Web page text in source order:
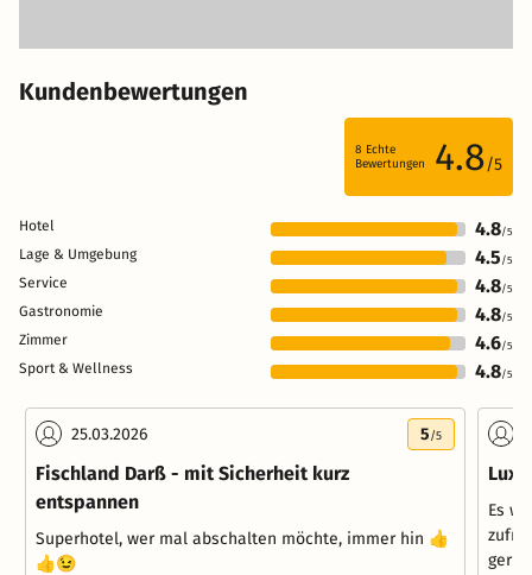
Kundenbewertungen
8 Echte
Bewertungen
4.8/5
Hotel 4.8/5
Lage & Umgebung 4.5 /5
Service 4.8/5
Gastronomie 4.8/5
Zimmer 4.6/5
Sport & Wellness 4.8/5
25.03.2026 5/5
Fischland Darß - mit Sicherheit kurz
entspannen
Superhotel, wer mal abschalten möchte, immer hin 👍
👍😉
Es